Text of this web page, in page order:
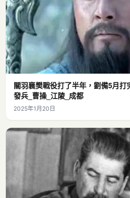
關羽襄樊戰役打了半年，劉備5月
發兵_曹操_江陵_成都
2025年1月20日